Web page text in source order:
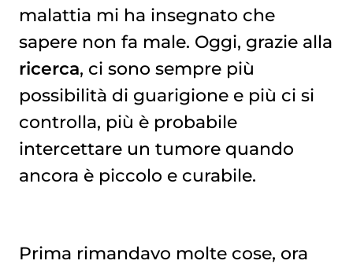
malattia mi ha insegnato che
sapere non fa male. Oggi, grazie alla
ricerca, ci sono sempre più
possibilità di guarigione e più ci si
controlla, più è probabile
intercettare un tumore quando
ancora è piccolo e curabile.
Prima rimandavo molte cose, ora